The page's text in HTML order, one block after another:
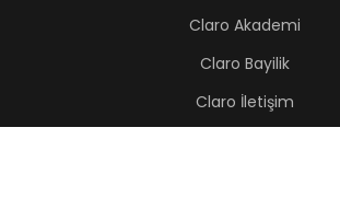
Claro Akademi
Claro Bayilik
Claro İletişim